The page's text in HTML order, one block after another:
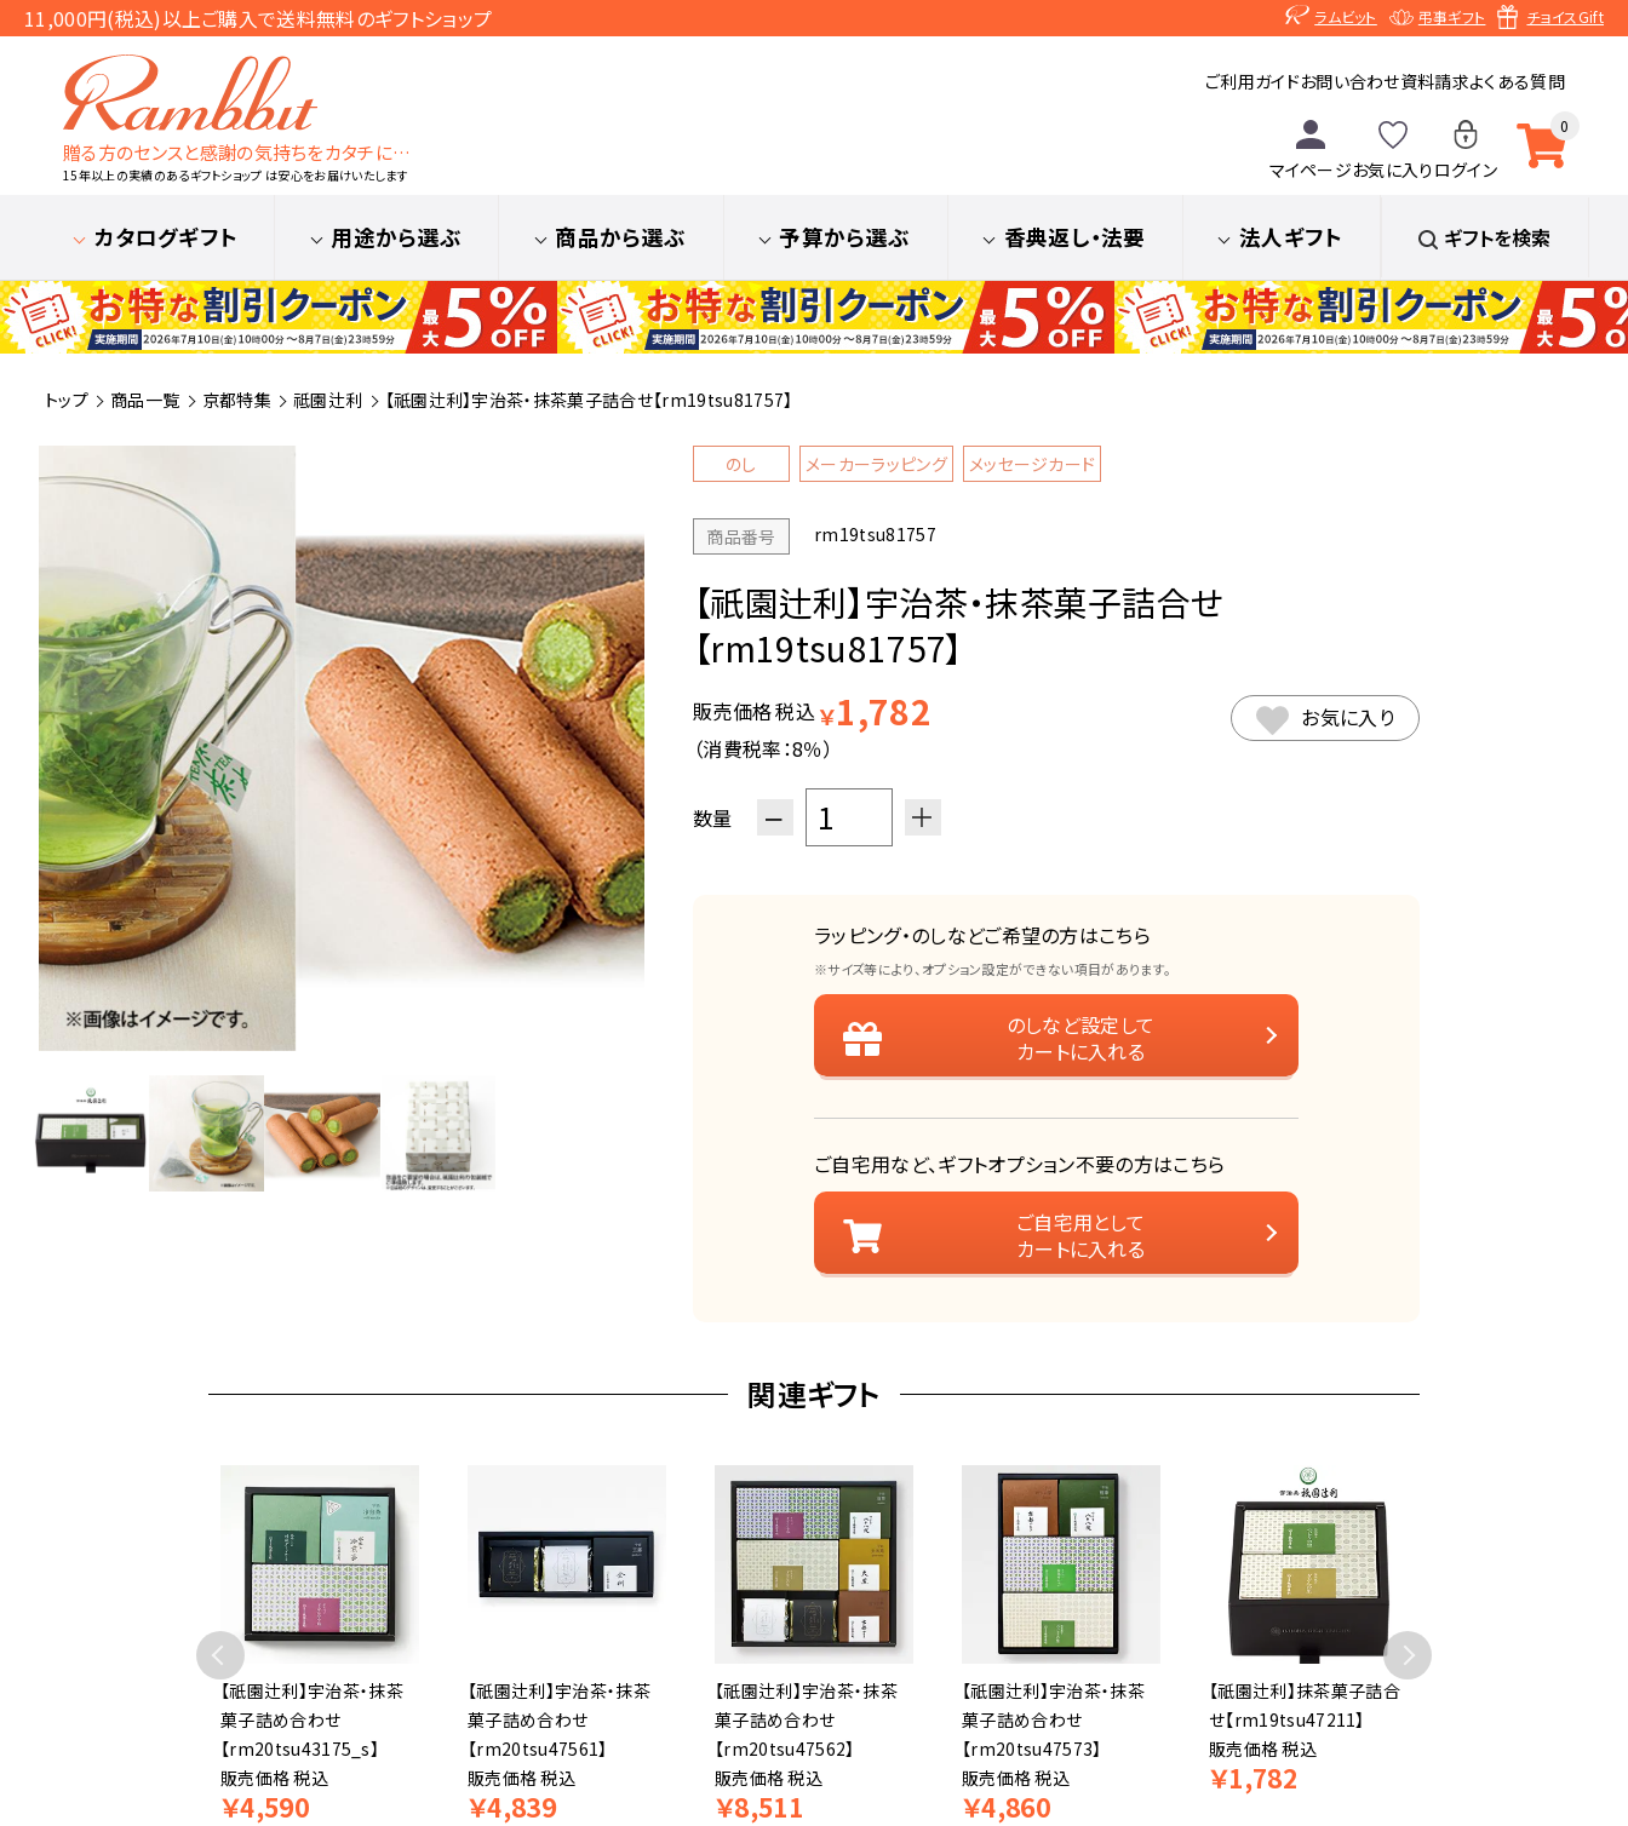
11,000円(税込)以上ご購入で送料無料のギフトショップ ラムビット 弔事ギフト チョイスGift
0
贈る方のセンスと感謝の気持ちをカタチに…
15年以上の実績のあるギフトショップ は安心をお届けいたします
ご利用ガイドお問い合わせ資料請求よくある質問
マイページお気に入り ログイン
カタログギフト 用途から選ぶ 商品から選ぶ 予算から選ぶ 香典返し・法要 法人ギフト ギフトを検索
トップ 商品一覧 京都特集 祗園辻利 【祇園辻利】宇治茶・抹茶菓子詰合せ【rm19tsu81757】
のし メーカーラッピング メッセージカード
商品番号 rm19tsu81757
【祇園辻利】宇治茶・抹茶菓子詰合せ
【rm19tsu81757】
販売価格税込 ￥1,782
（消費税率：8％）
お気に入り
数量 − ＋
ラッピング・のしなどご希望の方はこちら
※サイズ等により、オプション設定ができない項目があります。
のしなど設定して
カートに入れる
ご自宅用など、ギフトオプション不要の方はこちら
ご自宅用として
カートに入れる
関連ギフト
【祇園辻利】宇治茶・抹茶
菓子詰め合わせ
【rm20tsu43175_s】
販売価格税込
￥4,590
【祇園辻利】宇治茶・抹茶
菓子詰め合わせ
【rm20tsu47561】
販売価格税込
￥4,839
【祇園辻利】宇治茶・抹茶
菓子詰め合わせ
【rm20tsu47562】
販売価格税込
￥8,511
【祇園辻利】宇治茶・抹茶
菓子詰め合わせ
【rm20tsu47573】
販売価格税込
￥4,860
【祇園辻利】抹茶菓子詰合
せ【rm19tsu47211】
販売価格税込
￥1,782